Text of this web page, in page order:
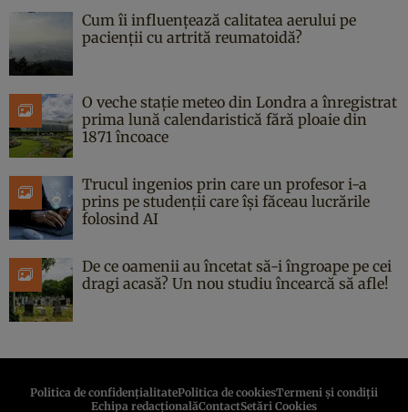
Cum îi influențează calitatea aerului pe
pacienții cu artrită reumatoidă?
O veche stație meteo din Londra a înregistrat
prima lună calendaristică fără ploaie din
1871 încoace
Trucul ingenios prin care un profesor i-a
prins pe studenții care își făceau lucrările
folosind AI
De ce oamenii au încetat să-i îngroape pe cei
dragi acasă? Un nou studiu încearcă să afle!
Politica de confidenţialitatePolitica de cookiesTermeni şi condiţii
Echipa redacționalăContactSetări Cookies